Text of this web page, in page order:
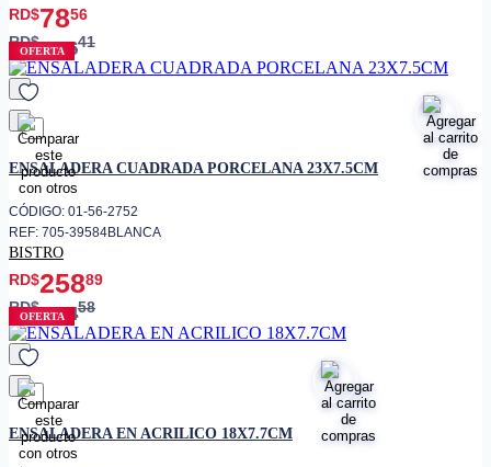
RD$7856
RD$19641
OFERTA
favorito
ENSALADERA CUADRADA PORCELANA 23X7.5CM
CÓDIGO: 01-56-2752
REF: 705-39584BLANCA
BISTRO
RD$25889
RD$30458
OFERTA
favorito
ENSALADERA EN ACRILICO 18X7.7CM